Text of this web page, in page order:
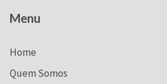
Menu
Home
Quem Somos